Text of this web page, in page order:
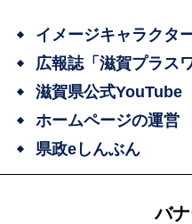
イメージキャラクタ
広報誌「滋賀プラスワ
滋賀県公式YouTube
ホームページの運営
県政eしんぶん
バ